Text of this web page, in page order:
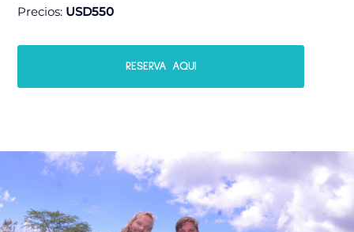
Precios: USD550
RESERVA AQUI